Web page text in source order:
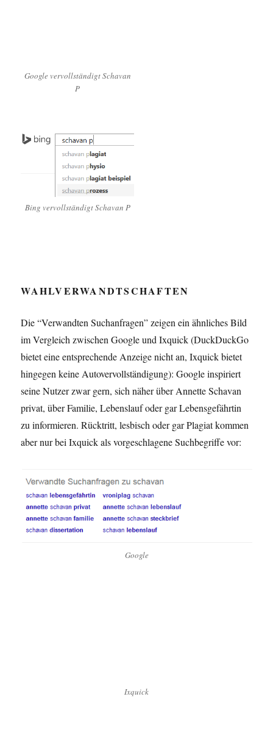
Google vervollständigt Schavan
P
Bing vervollständigt Schavan P
WAHLVERWANDTSCHAFTEN
Die “Verwandten Suchanfragen” zeigen ein ähnliches Bild
im Vergleich zwischen Google und Ixquick (DuckDuckGo
bietet eine entsprechende Anzeige nicht an, Ixquick bietet
hingegen keine Autovervollständigung): Google inspiriert
seine Nutzer zwar gern, sich näher über Annette Schavan
privat, über Familie, Lebenslauf oder gar Lebensgefährtin
zu informieren. Rücktritt, lesbisch oder gar Plagiat kommen
aber nur bei Ixquick als vorgeschlagene Suchbegriffe vor:
Google
Ixquick